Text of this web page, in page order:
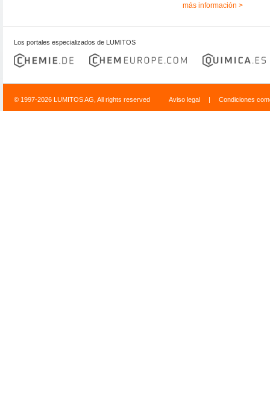
más información >
Los portales especializados de LUMITOS
© 1997-2026 LUMITOS AG, All rights reserved Aviso legal | Condiciones